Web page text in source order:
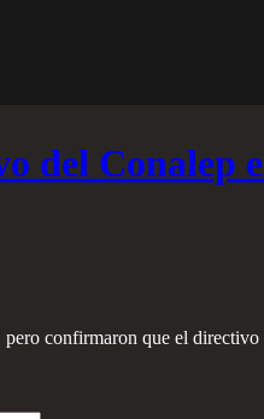
del Conalep
confirmaron que el directivo